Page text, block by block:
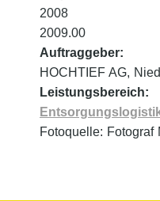
2008
2009.00
Auftraggeber:
HOCHTIEF AG,
Leistungsbereich:
Fotoquelle: Fotograf